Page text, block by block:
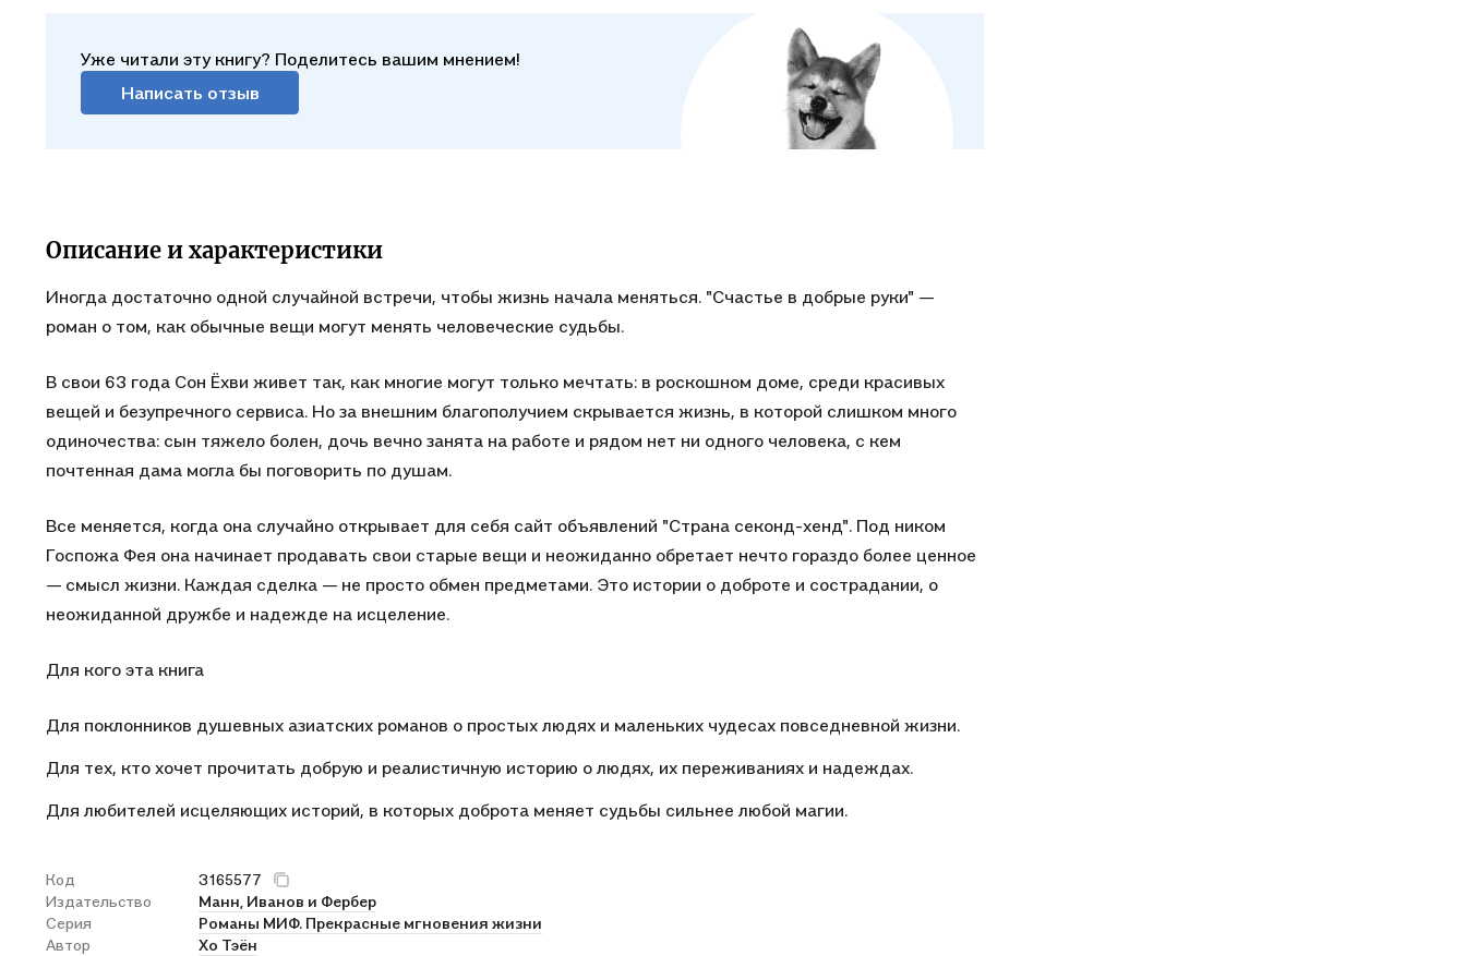
Уже читали эту книгу? Поделитесь вашим мнением!
Написать отзыв
Описание и характеристики
Иногда достаточно одной случайной встречи, чтобы жизнь начала меняться. "Счастье в добрые руки" —
роман о том, как обычные вещи могут менять человеческие судьбы.
В свои 63 года Сон Ёхви живет так, как многие могут только мечтать: в роскошном доме, среди красивых
вещей и безупречного сервиса. Но за внешним благополучием скрывается жизнь, в которой слишком много
одиночества: сын тяжело болен, дочь вечно занята на работе и рядом нет ни одного человека, с кем
почтенная дама могла бы поговорить по душам.
Все меняется, когда она случайно открывает для себя сайт объявлений "Страна секонд-хенд". Под ником
Госпожа Фея она начинает продавать свои старые вещи и неожиданно обретает нечто гораздо более ценное
— смысл жизни. Каждая сделка — не просто обмен предметами. Это истории о доброте и сострадании, о
неожиданной дружбе и надежде на исцеление.
Для кого эта книга
Для поклонников душевных азиатских романов о простых людях и маленьких чудесах повседневной жизни.
Для тех, кто хочет прочитать добрую и реалистичную историю о людях, их переживаниях и надеждах.
Для любителей исцеляющих историй, в которых доброта меняет судьбы сильнее любой магии.
Код
3165577
Издательство
Манн, Иванов и Фербер
Серия
Романы МИФ. Прекрасные мгновения жизни
Автор
Хо Тэён